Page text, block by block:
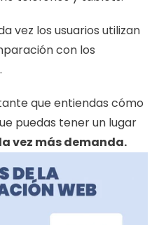
vez los usuarios utilizan
con los
que entiendas cómo
puedas tener un lugar
vez más demanda.